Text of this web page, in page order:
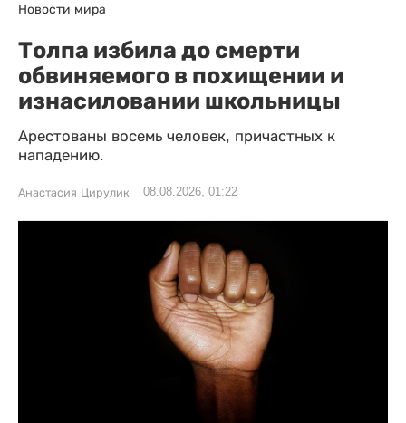
Новости мира
Толпа избила до смерти
обвиняемого в похищении и
изнасиловании школьницы
Арестованы восемь человек, причастных к
нападению.
Анастасия Цирулик 08.08.2026, 01:22